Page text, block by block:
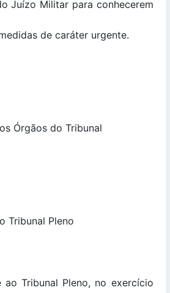
Juízo Militar para conhecerem
de caráter urgente.
Órgãos do Tribunal
Tribunal Pleno
Tribunal Pleno, no exercício